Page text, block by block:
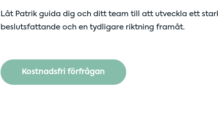
Låt Patrik guida dig och ditt team till att utveckla ett
beslutsfattande och en tydligare riktning framåt.
Kostnadsfri förfrågan